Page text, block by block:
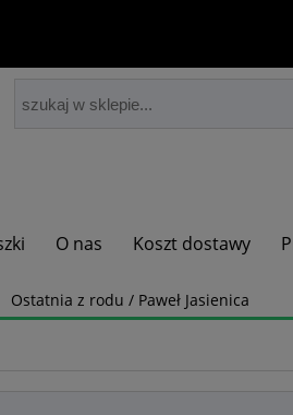
O nas Koszt dostawy
Ostatnia z rodu / Paweł Jasienica